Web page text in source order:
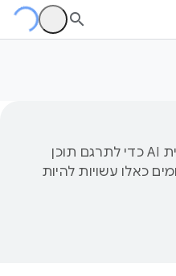
‫Google משתמשת בטכנולוגיית AI כדי לתרגם תוכן
כאלו עשויות להיות